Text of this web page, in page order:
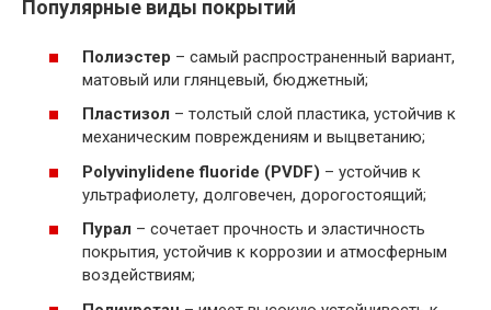
Популярные виды покрытий
Полиэстер – самый распространенный вариант,
матовый или глянцевый, бюджетный;
Пластизол – толстый слой пластика, устойчив к
механическим повреждениям и выцветанию;
Polyvinylidene fluoride (PVDF) – устойчив к
ультрафиолету, долговечен, дорогостоящий;
Пурал – сочетает прочность и эластичность
покрытия, устойчив к коррозии и атмосферным
воздействиям;